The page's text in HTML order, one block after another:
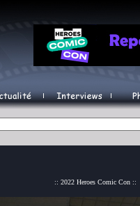
:: 2022 Heroes Comic Con ::